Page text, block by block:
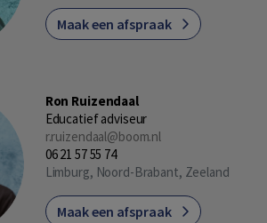
Maak een afspraak
Ron Ruizendaal
Educatief adviseur
r.ruizendaal@boom.nl
06 21 57 55 74
Limburg, Noord-Brabant, Zeeland
Maak een afspraak